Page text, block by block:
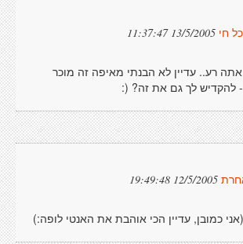
חי 13/5/2005 11:37:47
רע.. עדיין לא הבנתי מאיפה זה מוכר
להקדיש לך גם את זה? (:
12/5/2005 19:49:48
כמובן, עדיין הכי אוהבת את האנטי לופה:)